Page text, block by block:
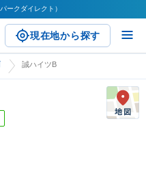
ークダイレクト）
現在地から探す
誠ハイツB